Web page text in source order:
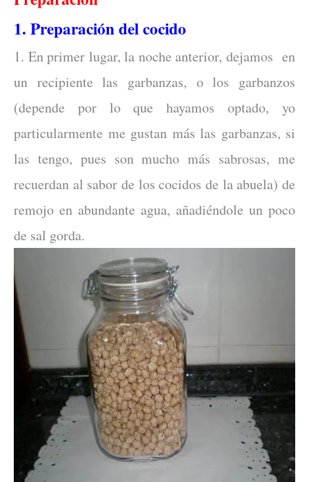
1. Preparación del cocido
1. En primer lugar, la noche anterior, dejamos en
un recipiente las garbanzas, o los garbanzos
(depende por lo que hayamos optado, yo
particularmente me gustan más las garbanzas, si
las tengo, pues son mucho más sabrosas, me
recuerdan al sabor de los cocidos de la abuela) de
remojo en abundante agua, añadiéndole un poco
de sal gorda.